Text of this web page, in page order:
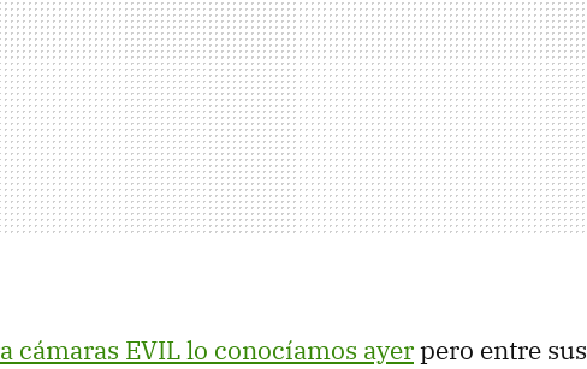
cámaras EVIL lo conocíamos ayerpero entre sus